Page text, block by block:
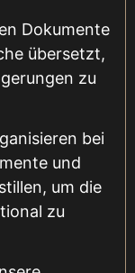
Dokumente
übersetzt,
zu
bei
und
um die
zu